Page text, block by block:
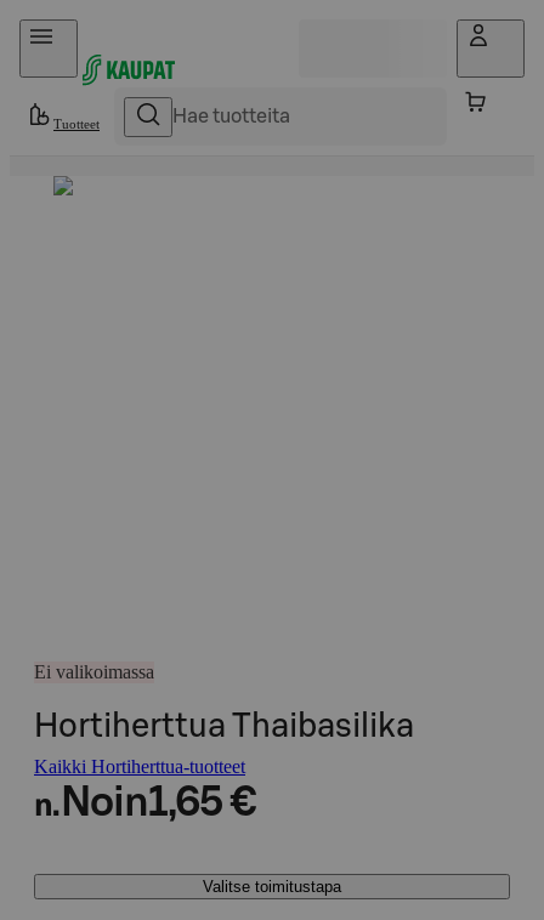
Hyppää sisältöön
Tuotteet
Ei valikoimassa
Hortiherttua Thaibasilika
Kaikki Hortiherttua-tuotteet
n. Noin1,65 €
Valitse toimitustapa